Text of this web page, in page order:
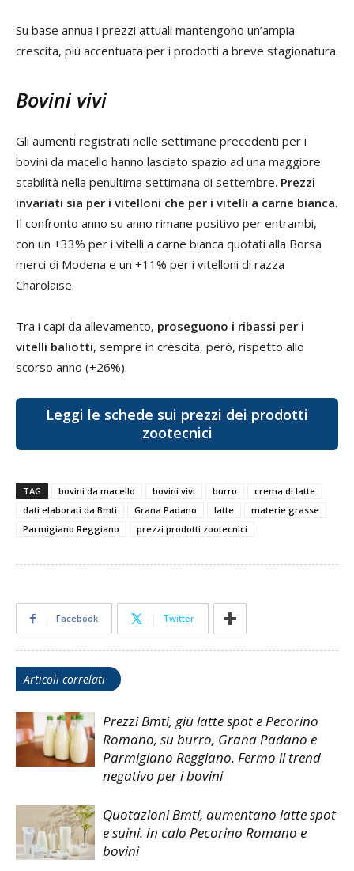
Su base annua i prezzi attuali mantengono un’ampia
crescita, più accentuata per i prodotti a breve stagionatura.
Bovini vivi
Gli aumenti registrati nelle settimane precedenti per i
bovini da macello hanno lasciato spazio ad una maggiore
stabilità nella penultima settimana di settembre. Prezzi
invariati sia per i vitelloni che per i vitelli a carne bianca.
Il confronto anno su anno rimane positivo per entrambi,
con un +33% per i vitelli a carne bianca quotati alla Borsa
merci di Modena e un +11% per i vitelloni di razza
Charolaise.
Tra i capi da allevamento, proseguono i ribassi per i
vitelli baliotti, sempre in crescita, però, rispetto allo
scorso anno (+26%).
Leggi le schede sui prezzi dei prodotti
zootecnici
TAG bovini da macello bovini vivi burro
crema di latte
dati elaborati da Bmti
Grana Padano latte
materie grasse
Parmigiano Reggiano
prezzi prodotti zootecnici
Facebook Twitter
Articoli correlati
Prezzi Bmti, giù latte spot e Pecorino
Romano, su burro, Grana Padano e
Parmigiano Reggiano. Fermo il trend
negativo per i bovini
Quotazioni Bmti, aumentano latte spot
e suini. In calo Pecorino Romano e
bovini